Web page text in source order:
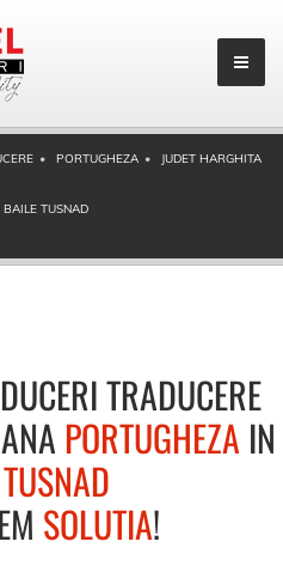
PORTUGHEZA JUDET HARGHITA
BAILE TUSNAD
TRADUCERE
PORTUGHEZA IN
SOLUTIA!